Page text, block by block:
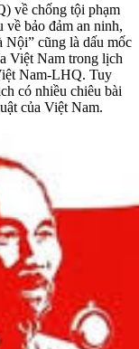
về chống tội phạm
về bảo đảm an ninh,
Nội” cũng là dấu mốc
Việt Nam trong lịch
Nam-LHQ. Tuy
có nhiều chiêu bài
của Việt Nam.